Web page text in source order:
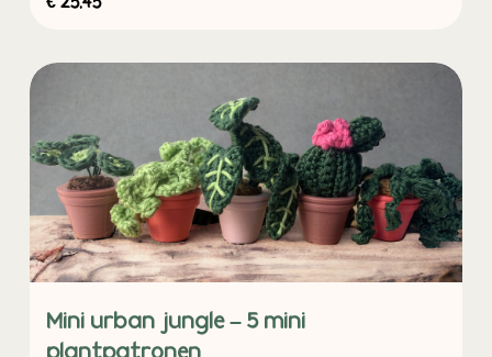
Mini urban jungle – 5 mini
plantpatronen